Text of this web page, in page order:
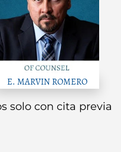
E. MARVIN ROMERO
solo con cita previa